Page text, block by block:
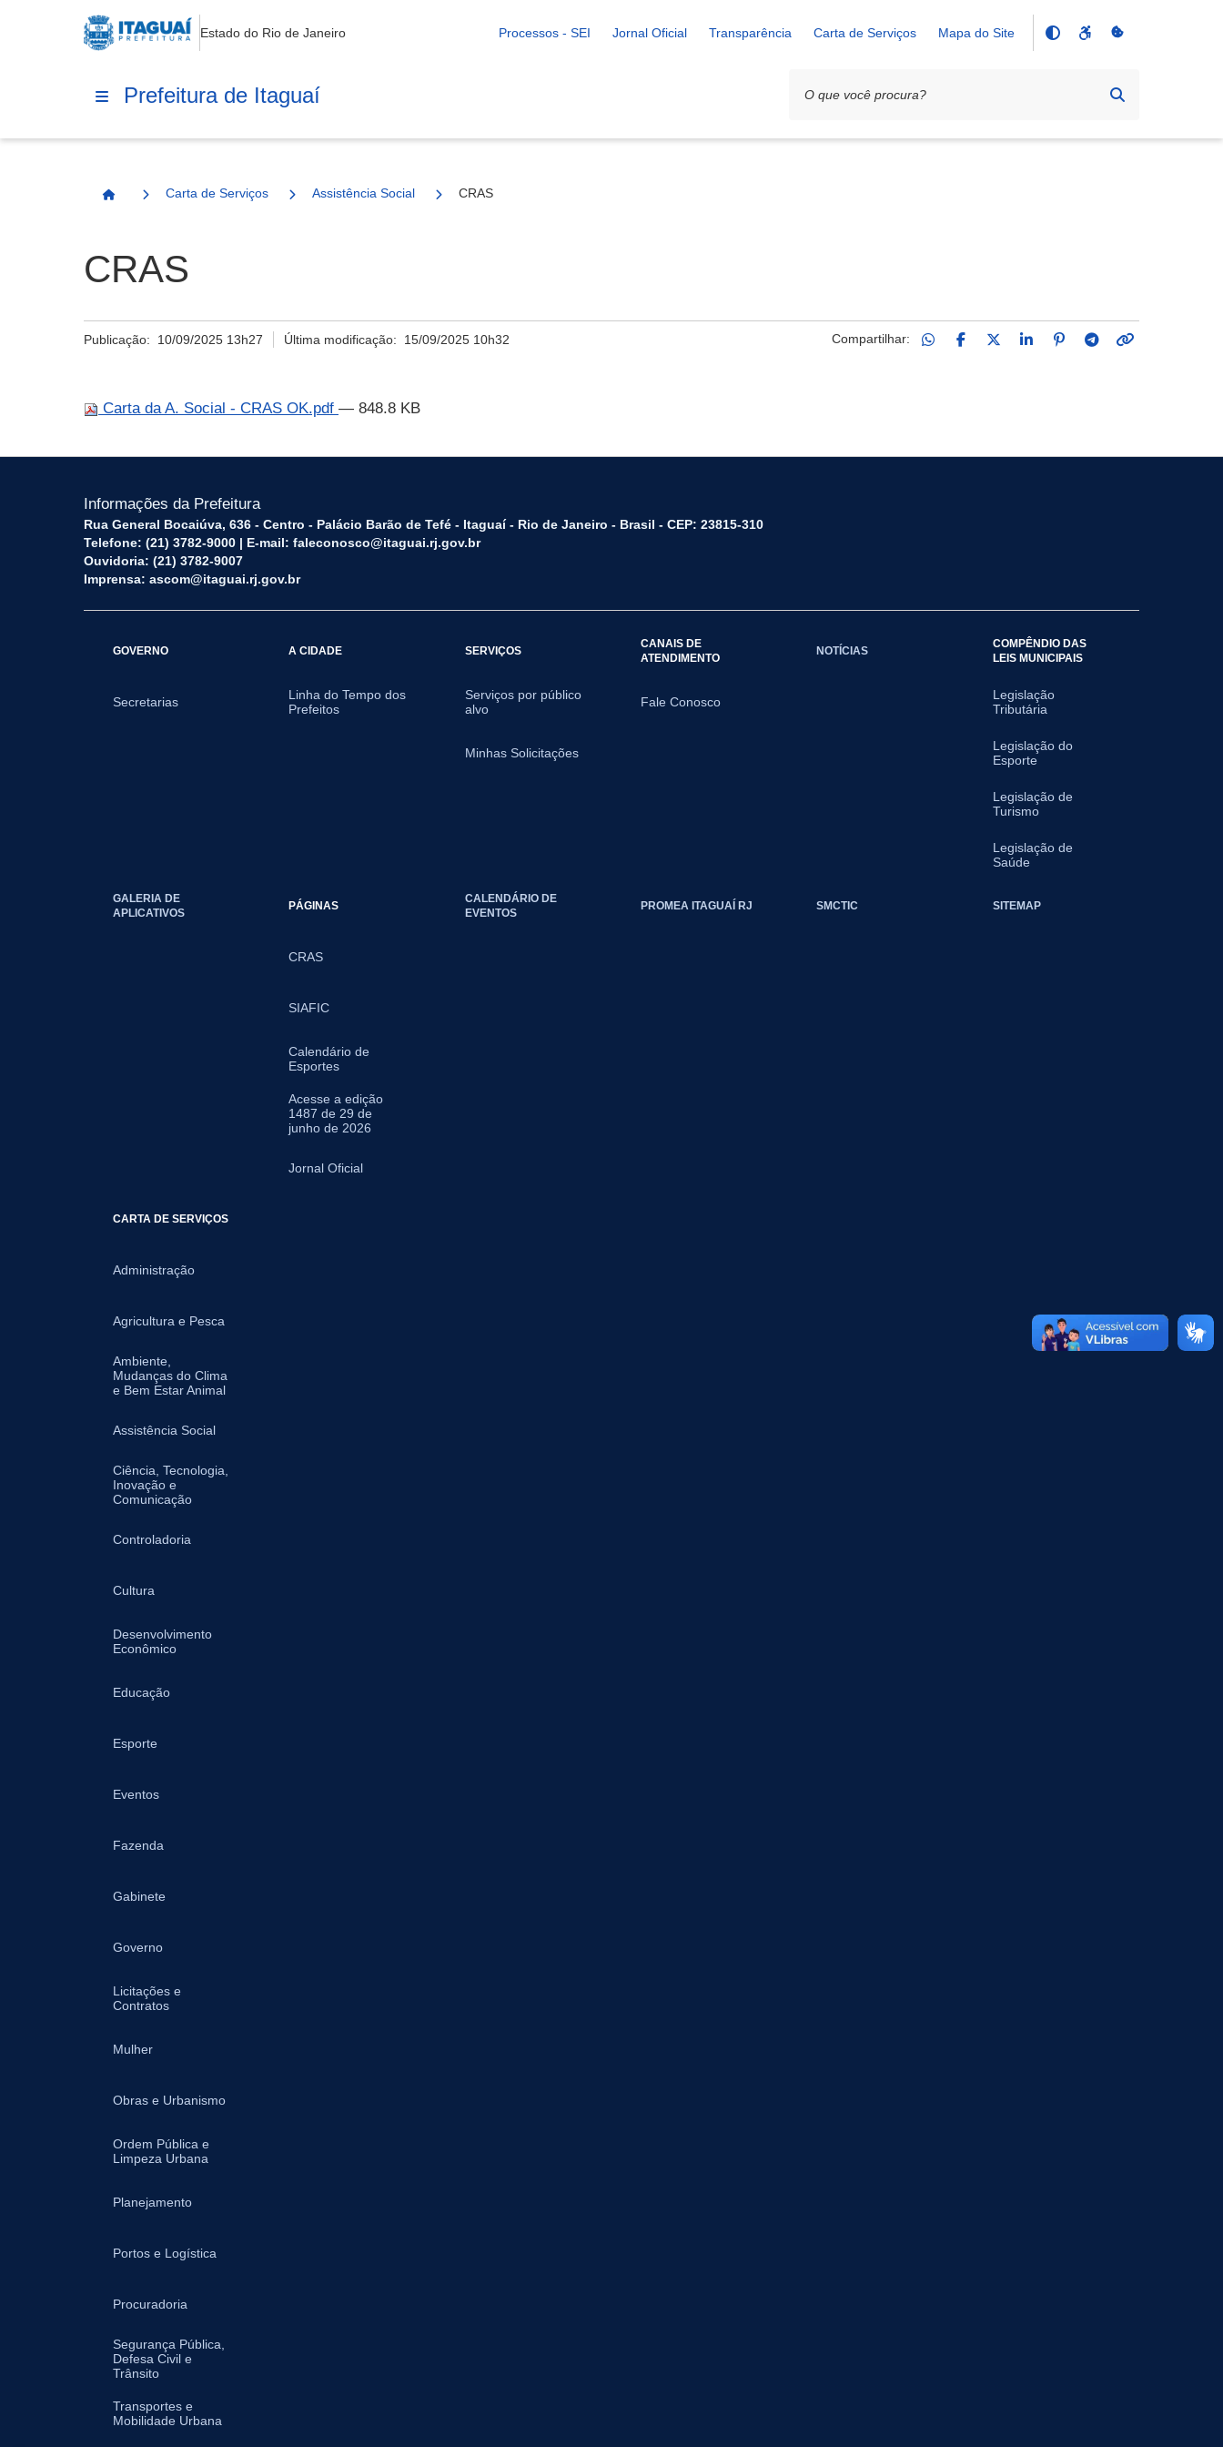
Estado do Rio de Janeiro Processos - SEI Jornal Oficial Transparência Carta de Serviços Mapa do Site
Prefeitura de Itaguaí
Página Inicial
Carta de Serviços Assistência Social CRAS
CRAS
Publicação: 10/09/2025 13h27 Última modificação: 15/09/2025 10h32 Compartilhar:
Carta da A. Social - CRAS OK.pdf — 848.8 KB
Informações da Prefeitura
Rua General Bocaiúva, 636 - Centro - Palácio Barão de Tefé - Itaguaí - Rio de Janeiro - Brasil - CEP: 23815-310
Telefone: (21) 3782-9000 | E-mail: faleconosco@itaguai.rj.gov.br
Ouvidoria: (21) 3782-9007
Imprensa: ascom@itaguai.rj.gov.br
GOVERNO
Secretarias
A CIDADE
Linha do Tempo dos
Prefeitos
SERVIÇOS
Serviços por público
alvo
Minhas Solicitações
CANAIS DE
ATENDIMENTO
Fale Conosco
NOTÍCIAS
COMPÊNDIO DAS
LEIS MUNICIPAIS
Legislação
Tributária
Legislação do
Esporte
Legislação de
Turismo
Legislação de
Saúde
GALERIA DE
APLICATIVOS
PÁGINAS
CRAS
SIAFIC
Calendário de
Esportes
Acesse a edição
1487 de 29 de
junho de 2026
Jornal Oficial
CALENDÁRIO DE
EVENTOS
PROMEA ITAGUAÍ RJ SMCTIC SITEMAP
CARTA DE SERVIÇOS
Administração
Agricultura e Pesca
Ambiente,
Mudanças do Clima
e Bem Estar Animal
Assistência Social
Ciência, Tecnologia,
Inovação e
Comunicação
Controladoria
Cultura
Desenvolvimento
Econômico
Educação
Esporte
Eventos
Fazenda
Gabinete
Governo
Licitações e
Contratos
Mulher
Obras e Urbanismo
Ordem Pública e
Limpeza Urbana
Planejamento
Portos e Logística
Procuradoria
Segurança Pública,
Defesa Civil e
Trânsito
Transportes e
Mobilidade Urbana